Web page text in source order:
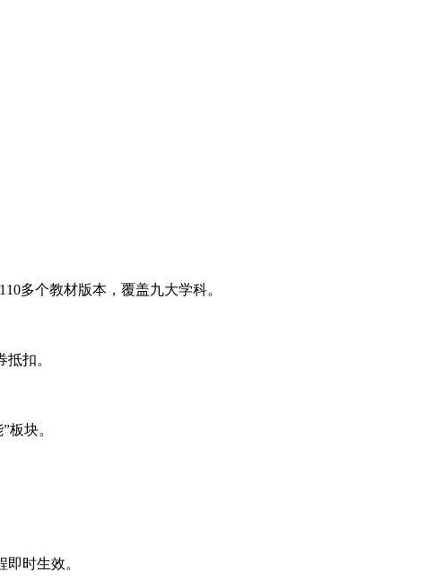
多个教材版本，覆盖九大学科。
扣。
块。
时生效。